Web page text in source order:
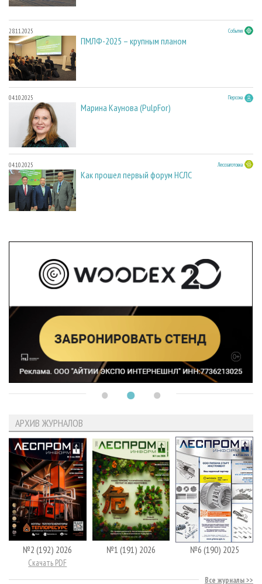
28.11.2025 События
ПМЛФ-2025 – крупным планом
04.10.2025 Персона
Марина Каунова (PulpFor)
04.10.2025 Лесозаготовка
Как прошел первый форум НСЛС
АРХИВ ЖУРНАЛОВ
№2 (192) 2026
Скачать PDF
№1 (191) 2026 №6 (190) 2025
Все журналы